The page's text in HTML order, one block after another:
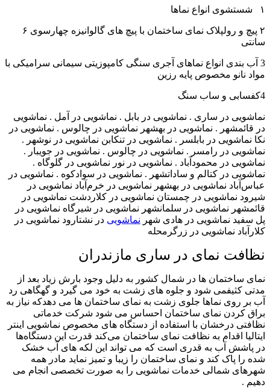
۱ شستشوی انواع نماها
۲ پیچ و رولپلاک نمای ساختمان با پیچ های گالوانیزه چهارسوی ۶
سانتی
3 آب بندی انواع نماهای آجری سنگی کامپوزیتی سیمانی سرامیکی با
مواد نانو مخصوص پایه رزین
4کفسابی و ساب سنگ
نماشویی در ساری . نماشویی در بابل . نماشویی در آمل . نماشویی
در قائمشهر . نماشویی در بهشهر نماشویی در چالوس . نماشویی در
نکا نماشویی در بابلسر . نماشویی در تنکابن نماشویی در نوشهر .
نماشویی در رامسر . نماشویی در چالوس . نماشویی در جویبار .
نماشویی در محمودآباد . نماشویی در نور نماشویی در گلوگاه .
نماشویی در کتالم و ساداتشهر . نماشویی در سوادکوه . نماشویی در
عباس‌آباد نماشویی در بهشهر نماشویی در خرم‌آباد نماشویی در
شیرود نماشویی در چمستان نماشویی در کلاردشت نماشویی در
قائمشهر نماشویی در سلمانشهر نماشویی در شیرگاه نماشویی در
پل سفید نماشویی در هادی شهر نماشویی در نشتارود نماشویی در
کلارآباد نماشویی در زرگرمحله
نظافت نمای در ساری مازندران
نمای ساختمان ها در شمال کشور به دلیل وجود بارش زیاد بعد از
مدتی کثیفمی شود و جلوه های زشت به خود می گیرد و گهگاهی رد
آب بر روی نماها جلوی زشت به نمای ساختمان ها می دهدکه نیاز به
براق کردن نمای ساختمان احساس می شود شرکت خدماتی
نظافتی درخشان با استفاده از دستگاه های مخصوص نماشویی اینتر
ایتالیا اقدام به نظافت نمای ساختمان می‌کند قدرت این دستگاه‌ها
در پاشش آب به قدری است که می تواند این لکه های آب خشک
شده را پاک کند و نمای ساختمان را زیبا و تمیز نماید مادر همه
شهرهای شمالی خدمات نماشویی را به صورت تخصصی انجام می
دهیم .